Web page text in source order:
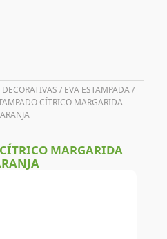
DECORATIVAS / EVA ESTAMPADA /
CÍTRICO MARGARIDA
MARGARIDA